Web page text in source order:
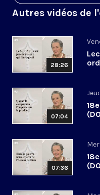
Autres vidéos de
28:26
07:04
07:36